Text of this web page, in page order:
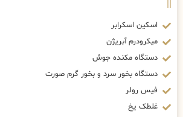
اسکین اسکرابر
میکرودرم آبریژن
دستگاه مکنده جوش
دستگاه بخور سرد و بخور گرم صورت
فیس رولر
غلطک یخ